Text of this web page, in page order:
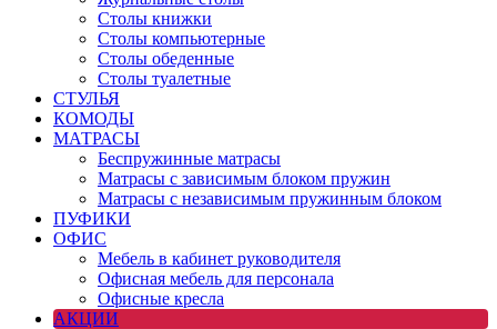
Столы книжки
Столы компьютерные
Столы обеденные
Столы туалетные
СТУЛЬЯ
КОМОДЫ
МАТРАСЫ
Беспружинные матрасы
Матрасы с зависимым блоком пружин
Матрасы с независимым пружинным блоком
ПУФИКИ
ОФИС
Мебель в кабинет руководителя
Офисная мебель для персонала
Офисные кресла
АКЦИИ